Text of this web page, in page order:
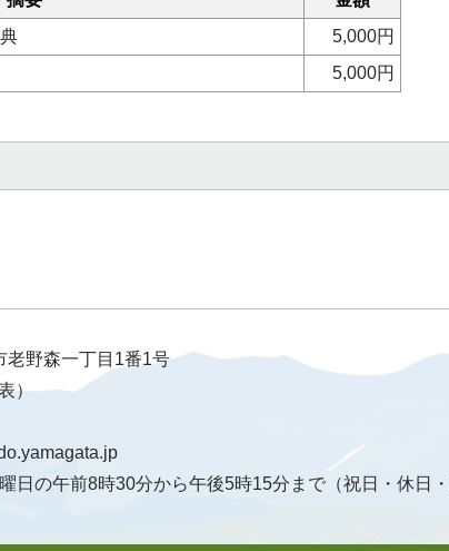
5,000円
5,000円
老野森一丁目1番1号
）
日の午前8時30分から午後5時15分まで（祝日・休日